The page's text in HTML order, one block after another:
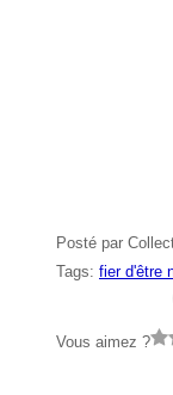
Posté par
Tags: fier d'être
Vous aimez ?